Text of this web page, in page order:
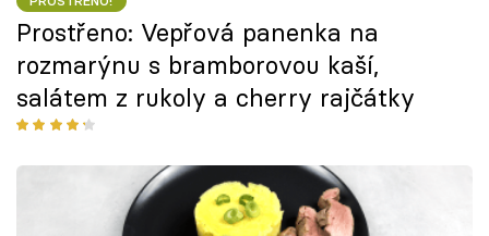
Prostřeno: Vepřová panenka na
rozmarýnu s bramborovou kaší,
salátem z rukoly a cherry rajčátky